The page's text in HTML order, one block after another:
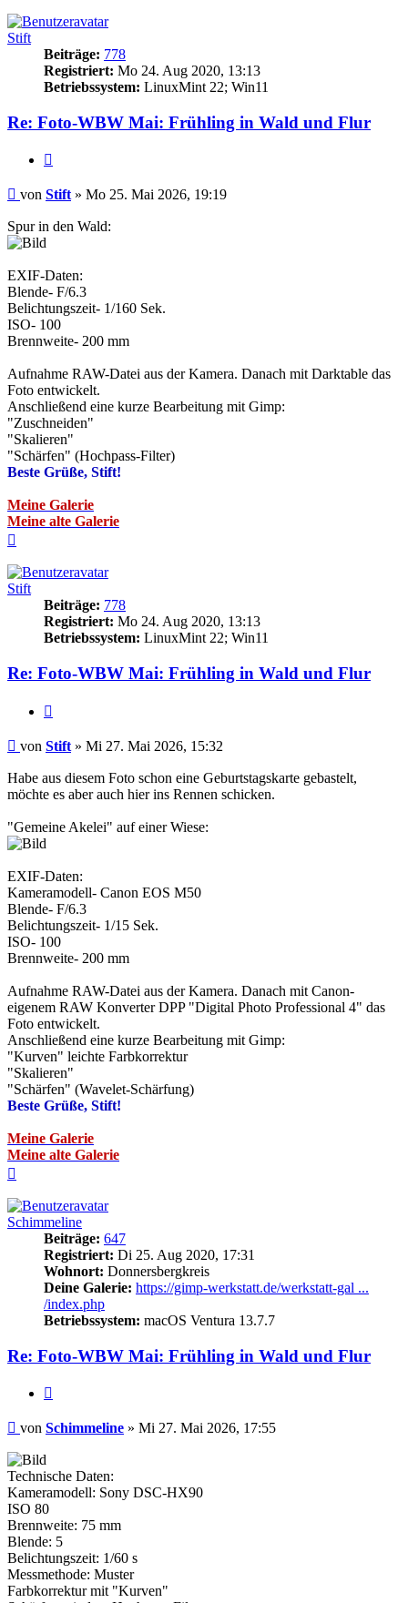
Stift
Beiträge: 778
Registriert: Mo 24. Aug 2020, 13:13
Betriebssystem: LinuxMint 22; Win11
Re: Foto-WBW Mai: Frühling in Wald und Flur
Beitrag
von Stift » Mo 25. Mai 2026, 19:19
Spur in den Wald:
EXIF-Daten:
Blende- F/6.3
Belichtungszeit- 1/160 Sek.
ISO- 100
Brennweite- 200 mm
Aufnahme RAW-Datei aus der Kamera. Danach mit Darktable das
Foto entwickelt.
Anschließend eine kurze Bearbeitung mit Gimp:
"Zuschneiden"
"Skalieren"
"Schärfen" (Hochpass-Filter)
Beste Grüße, Stift!
Meine Galerie
Meine alte Galerie
Stift
Beiträge: 778
Registriert: Mo 24. Aug 2020, 13:13
Betriebssystem: LinuxMint 22; Win11
Re: Foto-WBW Mai: Frühling in Wald und Flur
Beitrag
von Stift » Mi 27. Mai 2026, 15:32
Habe aus diesem Foto schon eine Geburtstagskarte gebastelt,
möchte es aber auch hier ins Rennen schicken.
"Gemeine Akelei" auf einer Wiese:
EXIF-Daten:
Kameramodell- Canon EOS M50
Blende- F/6.3
Belichtungszeit- 1/15 Sek.
ISO- 100
Brennweite- 200 mm
Aufnahme RAW-Datei aus der Kamera. Danach mit Canon-
eigenem RAW Konverter DPP "Digital Photo Professional 4" das
Foto entwickelt.
Anschließend eine kurze Bearbeitung mit Gimp:
"Kurven" leichte Farbkorrektur
"Skalieren"
"Schärfen" (Wavelet-Schärfung)
Beste Grüße, Stift!
Meine Galerie
Meine alte Galerie
Schimmeline
Beiträge: 647
Registriert: Di 25. Aug 2020, 17:31
Wohnort: Donnersbergkreis
Deine Galerie: https://gimp-werkstatt.de/werkstatt-gal ...
/index.php
Betriebssystem: macOS Ventura 13.7.7
Re: Foto-WBW Mai: Frühling in Wald und Flur
Beitrag
von Schimmeline » Mi 27. Mai 2026, 17:55
Technische Daten:
Kameramodell: Sony DSC-HX90
ISO 80
Brennweite: 75 mm
Blende: 5
Belichtungszeit: 1/60 s
Messmethode: Muster
Farbkorrektur mit "Kurven"